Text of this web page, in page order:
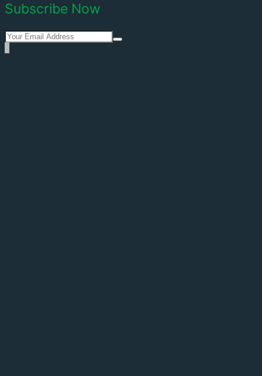
Subscribe Now